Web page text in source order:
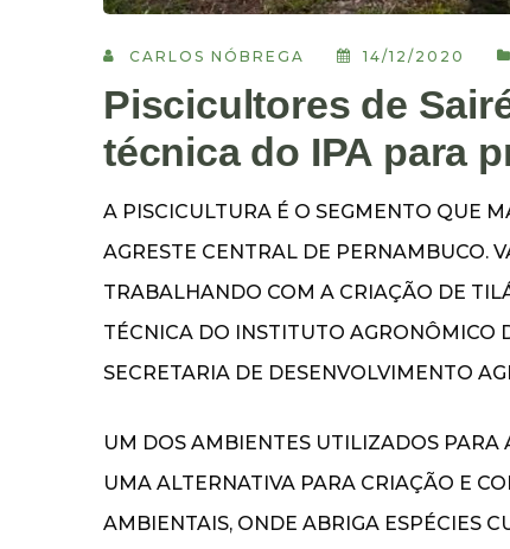
CARLOS NÓBREGA 14/12/2020
Piscicultores de
técnica do IPA para
A PISCICULTURA É O SEGMENTO QUE
AGRESTE CENTRAL DE PERNAMBUCO.
TRABALHANDO COM A CRIAÇÃO DE
TÉCNICA DO INSTITUTO AGRONÔMICO
SECRETARIA DE DESENVOLVIMENTO
UM DOS AMBIENTES UTILIZADOS PARA
UMA ALTERNATIVA PARA CRIAÇÃO E
AMBIENTAIS, ONDE ABRIGA ESPÉCIES